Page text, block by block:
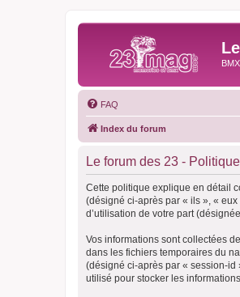
FAQ
Index du forum
Le forum des 23 -
Cette politique explique en détail
(désigné ci-après par « ils », «
d’utilisation de votre part
Vos informations sont collectées
dans les fichiers temporaires du
(désigné ci-après par « session-id
utilisé pour stocker les